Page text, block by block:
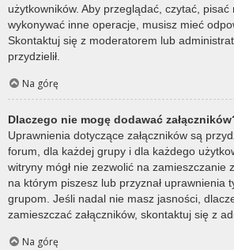
użytkowników. Aby przeglądać, czytać, pisać
wykonywać inne operacje, musisz mieć
Skontaktuj się z moderatorem lub
przydzielił.
Na górę
Dlaczego nie mogę dodawać
Uprawnienia dotyczące załączników są
forum, dla każdej grupy i dla każdego
witryny mógł nie zezwolić na zamieszczanie
na którym piszesz lub przyznał uprawnienia
grupom. Jeśli nadal nie masz jasności,
zamieszczać załączników, skontaktuj się z
Na górę